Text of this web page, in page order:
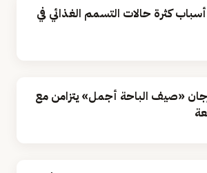
كثرة حالات التسمم الغذائي في
«صيف الباحة أجمل» يتزامن مع